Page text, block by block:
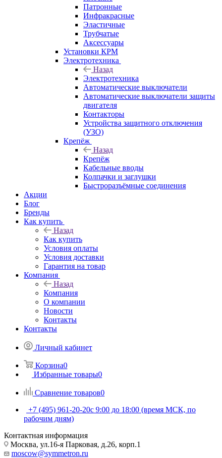
Патронные
Инфракрасные
Эластичные
Трубчатые
Аксессуары
Установки КРМ
Электротехника
Назад
Электротехника
Автоматические выключатели
Автоматические выключатели защиты
двигателя
Контакторы
Устройства защитного отключения
(УЗО)
Крепёж
Назад
Крепёж
Кабельные вводы
Колпачки и заглушки
Быстроразъёмные соединения
Акции
Блог
Бренды
Как купить
Назад
Как купить
Условия оплаты
Условия доставки
Гарантия на товар
Компания
Назад
Компания
О компании
Новости
Контакты
Контакты
Личный кабинет
Корзина0
Избранные товары0
Сравнение товаров0
+7 (495) 961-20-20с 9:00 до 18:00 (время МСК, по
рабочим дням)
Контактная информация
Москва, ул.16-я Парковая, д.26, корп.1
moscow@symmetron.ru